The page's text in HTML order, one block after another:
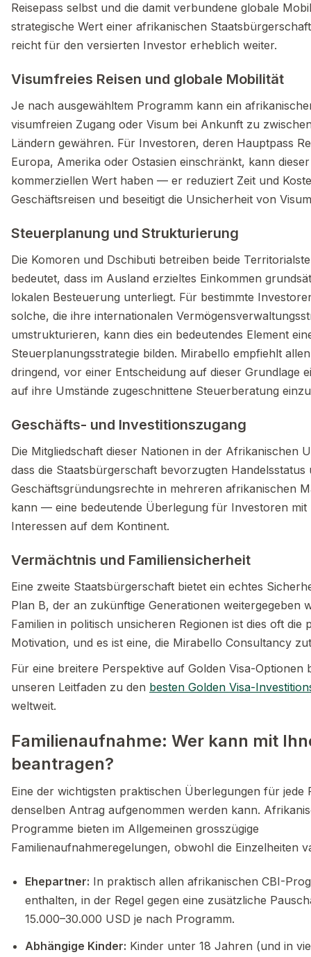
Reisepass selbst und die damit verbundene globale
strategische Wert einer afrikanischen
reicht für den versierten Investor erheblich weiter.
Visumfreies Reisen und globale Mobilität
Je nach ausgewähltem Programm kann ein
visumfreien Zugang oder Visum bei Ankunft zu
Ländern gewähren. Für Investoren, deren Hauptpass
Europa, Amerika oder Ostasien einschränkt, kann
kommerziellen Wert haben — er reduziert Zeit und
Geschäftsreisen und beseitigt die Unsicherheit von
Steuerplanung und Strukturierung
Die Komoren und Dschibuti betreiben beide
bedeutet, dass im Ausland erzieltes Einkommen
lokalen Besteuerung unterliegt. Für bestimmte
solche, die ihre internationalen
umstrukturieren, kann dies ein bedeutendes Element
Steuerplanungsstrategie bilden. Mirabello empfiehlt
dringend, vor einer Entscheidung auf dieser Grundlage
auf ihre Umstände zugeschnittene Steuerberatung
Geschäfts- und Investitionszugang
Die Mitgliedschaft dieser Nationen in der Afrikanischen
dass die Staatsbürgerschaft bevorzugten Handelsstatus
Geschäftsgründungsrechte in mehreren afrikanischen
kann — eine bedeutende Überlegung für Investoren mit
Interessen auf dem Kontinent.
Vermächtnis und Familiensicherheit
Eine zweite Staatsbürgerschaft bietet ein echtes
Plan B, der an zukünftige Generationen weitergegeben
Familien in politisch unsicheren Regionen ist dies oft die
Motivation, und es ist eine, die Mirabello Consultancy
Für eine breitere Perspektive auf Golden Visa-Optionen
unseren Leitfaden zu den besten Golden Visa-
weltweit.
Familienaufnahme: Wer kann mit
beantragen?
Eine der wichtigsten praktischen Überlegungen für jede
denselben Antrag aufgenommen werden kann.
Programme bieten im Allgemeinen grosszügige
Familienaufnahmeregelungen, obwohl die Einzelheiten
Ehepartner: In praktisch allen afrikanischen CBI-
enthalten, in der Regel gegen eine zusätzliche
15.000–30.000 USD je nach Programm.
Abhängige Kinder: Kinder unter 18 Jahren (und in